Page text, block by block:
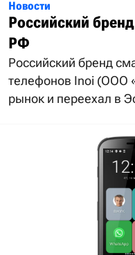
Новости
Российский
РФ
Российский бренд
телефонов Inoi (ООО
рынок и переехал в